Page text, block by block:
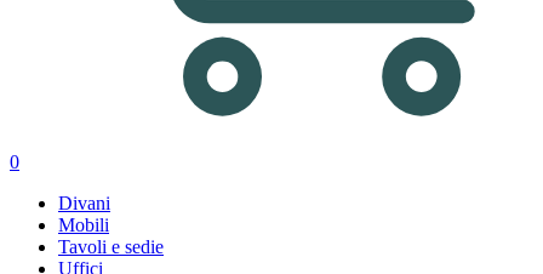
0
Divani
Mobili
Tavoli e sedie
Uffici